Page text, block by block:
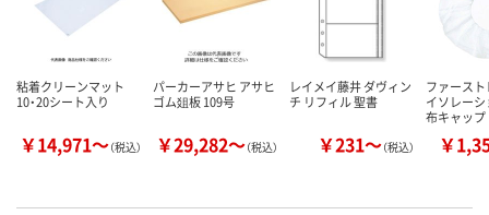
カゴへ
粘着クリーンマット
10・20シート入り
￥14,971～（税込）
パーカーアサヒ アサヒ
ゴム爼板 109号
￥29,282～（税込）
レイメイ藤井 ダヴィン
チ リフィル 聖書
￥231～（税込）
ファース
イソレーシ
布キャップ
￥